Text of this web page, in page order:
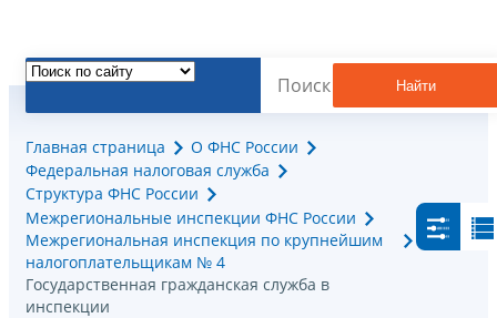
Найти
Главная страница
О ФНС России
Федеральная налоговая служба
Структура ФНС России
Межрегиональные инспекции ФНС России
Межрегиональная инспекция по крупнейшим
налогоплательщикам № 4
Государственная гражданская служба в
инспекции